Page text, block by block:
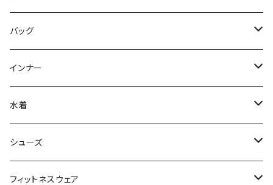
パーカー
スウェット/トレーナー
その他
その他
チュニック
レギンス
その他
オールインワン
その他
その他
スカートスーツ
その他
ミニ/ショート
ミディアム/ミモレ
ロング/マキシ
袖付き
ノースリーブ
バッグ
サブバッグ
クラッチバッグ
フォーマルバッグ
カジュアルバッグ
インナー
ブラ/ブラトップ/ベアトップ
ショーツ
タンクトップ/キャミソール
水着
タンキニ
バンドゥビキニ
シューズ
スニーカー
フィットネスウェア